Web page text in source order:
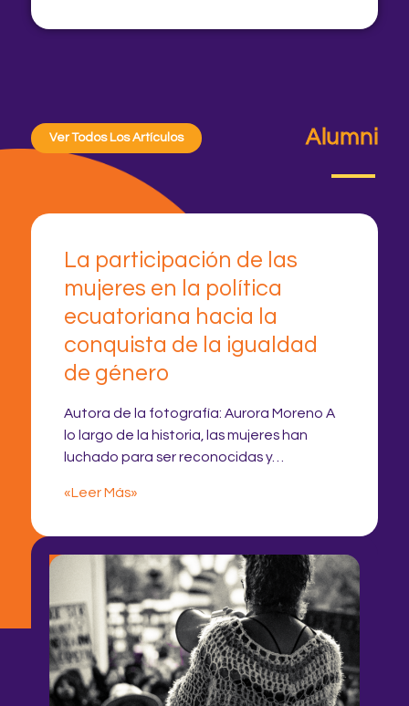
Alumni
Ver Todos Los Artículos
La participación de las
mujeres en la política
ecuatoriana hacia la
conquista de la igualdad
de género
Autora de la fotografía: Aurora Moreno A
lo largo de la historia, las mujeres han
luchado para ser reconocidas y…
«Leer Más»